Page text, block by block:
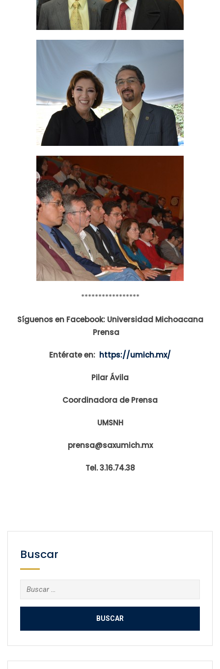
*****************
Síguenos en Facebook: Universidad Michoacana
Prensa
Entérate en: https://umich.mx/
Pilar Ávila
Coordinadora de Prensa
UMSNH
prensa@saxumich.mx
Tel. 3.16.74.38
Buscar
Buscar: